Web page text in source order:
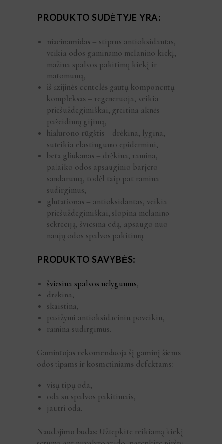
PRODUKTO SUDĖTYJE YRA:
niacinamidas – stiprus antioksidantas,
veikia odos gaminamo melanino kiekį,
mažina spalvos pakitimų kiekį ir
matomumą,
iš azijinės centelės gautų komponentų
kompleksas – regeneruoja, veikia
priešuždegimiškai, greitina aknės
pažeidimų gijimą,
hialurono rūgštis – drėkina, lygina,
suteikia elastingumo epidermiui,
beta gliukanas – drėkina, ramina,
palaiko odos apsauginio barjero
sandarumą, todėl taip pat ramina
sudirgimus,
glutationas – antioksidantas, veikia
priešuždegimiškai, slopina melanino
sekreciją, šviesina odą, apsaugo nuo
naujų odos spalvos pakitimų.
PRODUKTO SAVYBĖS:
šviesina spalvos nelygumus,
drėkina,
skaistina,
pasižymi antioksidaciniu poveikiu,
ramina sudirgimus.
Gamintojas rekomenduoja šį gaminį šiems
odos tipams ir kosmetiniams defektams:
visų tipų oda,
oda su spalvos pakitimais,
jautri oda.
Naudojimo būdas: Užtepkite reikiamą kiekį